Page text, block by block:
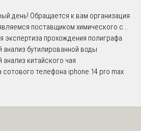
день! Обращается к вам организация
поставщиком химического с...
экспертиза прохождения полиграфа
анализ бутилированной воды
китайского чая
сотового телефона iphone 14 pro max